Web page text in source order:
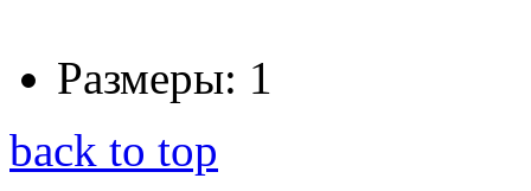
Размеры: 1
back to top